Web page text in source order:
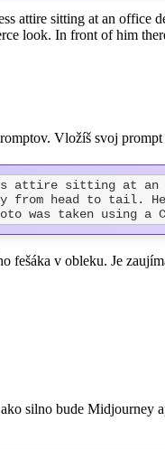
attire sitting at an office
look. In front of him
Vložíš svoj
attire sitting at an
from head to tail.
was taken using a
fešáka v obleku. Je
silno bude